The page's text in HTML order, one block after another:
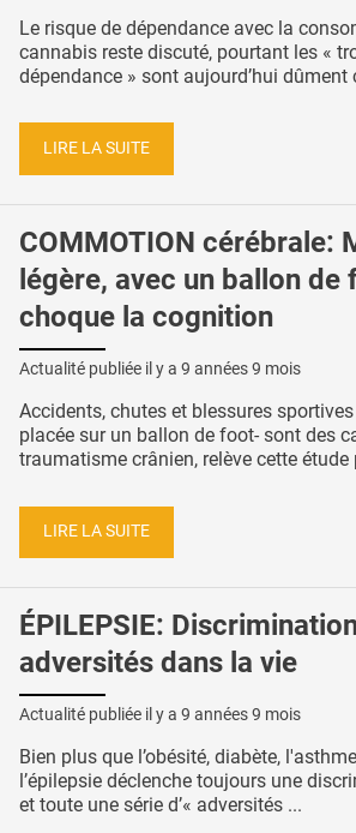
Le risque de dépendance avec la
cannabis reste discuté, pourtant les «
dépendance » sont aujourd’hui dûment
LIRE LA SUITE
COMMOTION cérébrale:
légère, avec un ballon de
choque la cognition
Actualité publiée il y a 9 années 9 mois
Accidents, chutes et blessures
placée sur un ballon de foot- sont des
traumatisme crânien, relève cette étude
LIRE LA SUITE
ÉPILEPSIE:
adversités dans la vie
Actualité publiée il y a 9 années 9 mois
Bien plus que l’obésité, diabète,
l’épilepsie déclenche toujours une
et toute une série d’« adversités ...